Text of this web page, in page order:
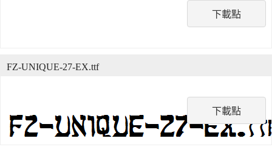
下載點
下載點
FZ-UNIQUE-27-EX.ttf